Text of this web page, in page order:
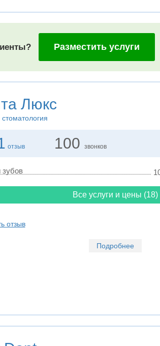
Разместить услуги
Люкс
стоматология
отзыв 100звонков
зубов
Все услуги и цены (18)
отзыв
Подробнее